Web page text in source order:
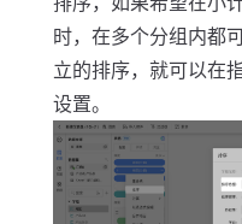
时，在多个分组内都
立的排序，就可以在
设置。